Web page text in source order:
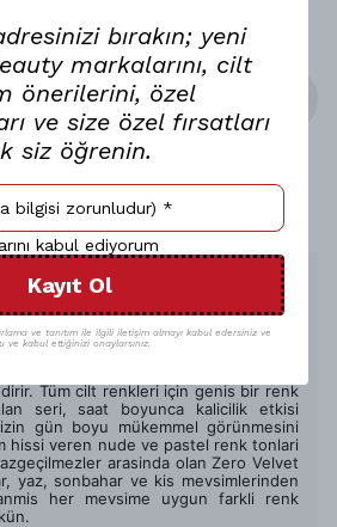
Gelince Haber Ver
kargo
Tint likit ruj ile hafif ve uzun süre kalici
sizi bekliyor. Birbirinden farkli ve
kullanicilara sunulan Zero Velvet Tint
Tüm cilt renkleri için genis bir renk
seri, saat boyunca kalicilik etkisi
gün boyu mükemmel görünmesini
hissi veren nude ve pastel renk tonlari
arasinda olan Zero Velvet
yaz, sonbahar ve kis mevsimlerinden
her mevsime uygun farkli renk
bırakın; yeni
markalarını, cilt
önerilerini, özel
ve size özel fırsatları
siz öğrenin.
kabul ediyorum
Kayıt Ol
ve tanıtım ile ilgili iletişim almayı kabul edersiniz ve
ve kabul ettiğinizi onaylarsınız.